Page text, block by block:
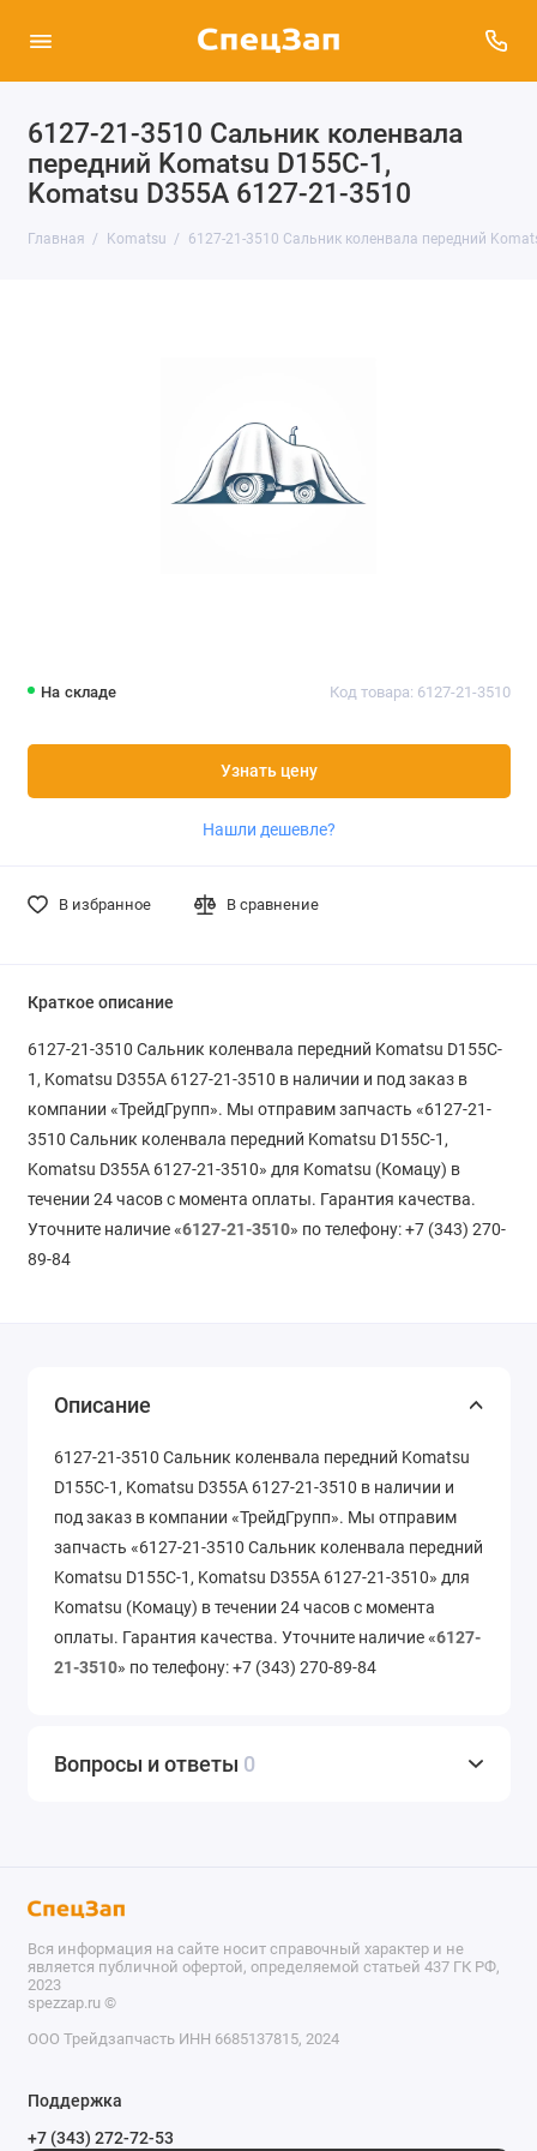
6127-21-3510 Сальник коленвала
передний Komatsu D155C-1,
Komatsu D355A 6127-21-3510
Главная Komatsu 6127-21-3510 Сальник коленвала передний
На складе Код товара: 6127-21-3510
Узнать цену
Нашли дешевле?
В избранное В сравнение
Краткое описание
6127-21-3510 Сальник коленвала передний Komatsu D155C-
1, Komatsu D355A 6127-21-3510 в наличии и под заказ в
компании «ТрейдГрупп». Мы отправим запчасть «6127-21-
3510 Сальник коленвала передний Komatsu D155C-1,
Komatsu D355A 6127-21-3510» для Komatsu (Комацу) в
течении 24 часов с момента оплаты. Гарантия качества.
Уточните наличие «6127-21-3510» по телефону: +7 (343) 270-
89-84
Описание
6127-21-3510 Сальник коленвала передний Komatsu
D155C-1, Komatsu D355A 6127-21-3510 в наличии и
под заказ в компании «ТрейдГрупп». Мы отправим
запчасть «6127-21-3510 Сальник коленвала передний
Komatsu D155C-1, Komatsu D355A 6127-21-3510» для
Komatsu (Комацу) в течении 24 часов с момента
оплаты. Гарантия качества. Уточните наличие «6127-
21-3510» по телефону: +7 (343) 270-89-84
Вопросы и ответы 0
Вся информация на сайте носит справочный характер и не
является публичной офертой, определяемой статьей 437 ГК РФ,
2023
spezzap.ru ©️
ООО Трейдзапчасть ИНН 6685137815, 2024
Поддержка
+7 (343) 272-72-53